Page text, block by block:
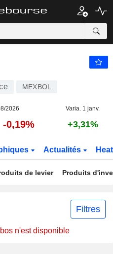
MEXBOL
2026 Varia. 1 janv.
-0,19% +3,31%
Actualités
de levier Produits
Filtres
n'est disponible